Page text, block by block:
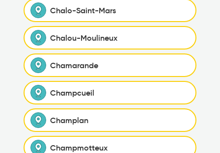
Chalo-Saint-Mars
Chalou-Moulineux
Chamarande
Champcueil
Champlan
Champmotteux